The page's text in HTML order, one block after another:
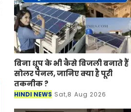
बिना धूप के भी कैसे बिजली बनाते हैं
सोलर पैनल, जानिए क्या है पूरी
तकनीक ?
HINDI NEWS Sat,8 Aug 2026